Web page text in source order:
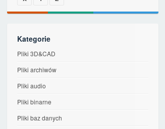
Kategorie
Pliki 3D&CAD
Pliki archiwów
Pliki audio
Pliki binarne
Pliki baz danych